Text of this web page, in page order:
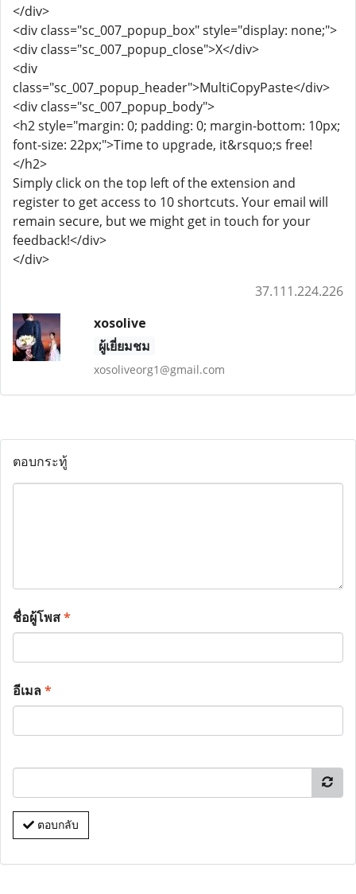
</div>
<div class="sc_007_popup_box" style="display: none;">
<div class="sc_007_popup_close">X</div>
<div
class="sc_007_popup_header">MultiCopyPaste</div>
<div class="sc_007_popup_body">
<h2 style="margin: 0; padding: 0; margin-bottom: 10px;
font-size: 22px;">Time to upgrade, it&rsquo;s free!
</h2>
Simply click on the top left of the extension and
register to get access to 10 shortcuts. Your email will
remain secure, but we might get in touch for your
feedback!</div>
</div>
37.111.224.226
xosolive
ผู้เยี่ยมชม
xosoliveorg1@gmail.com
ตอบกระทู้
ชื่อผู้โพส*
อีเมล*
ตอบกลับ